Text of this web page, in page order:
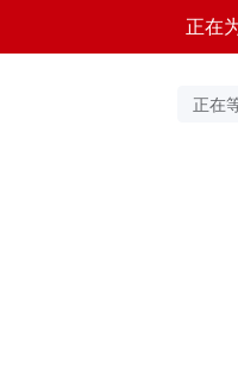
正在
正在